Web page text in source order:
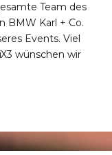
Team des
BMW Karl + Co.
Events. Viel
wünschen wir